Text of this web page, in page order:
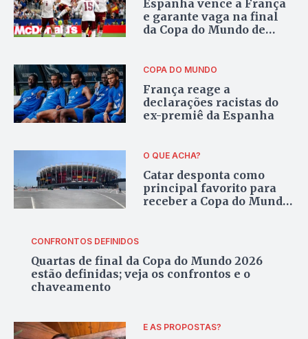
Espanha vence a França
e garante vaga na final
da Copa do Mundo de
COPA DO MUNDO
França reage a
declarações racistas do
ex-premiê da Espanha
O QUE ACHA?
Catar desponta como
principal favorito para
receber a Copa do Mundo
CONFRONTOS DEFINIDOS
Quartas de final da Copa do Mundo 2026
estão definidas; veja os confrontos e o
chaveamento
E AS PROPOSTAS?